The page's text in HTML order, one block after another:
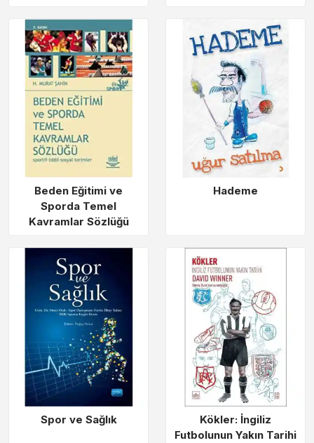
Beden Eğitimi ve
Sporda Temel
Kavramlar Sözlüğü
Hademe
Spor ve Sağlık
Kökler: İngiliz
Futbolunun Yakın Tarihi